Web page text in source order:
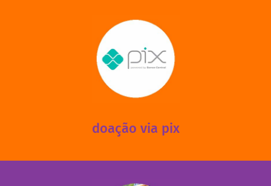
doação via pix
via PIX? Elas também são muito importantes para
mantermos nossas unidades em funcionamento!
saiba mais